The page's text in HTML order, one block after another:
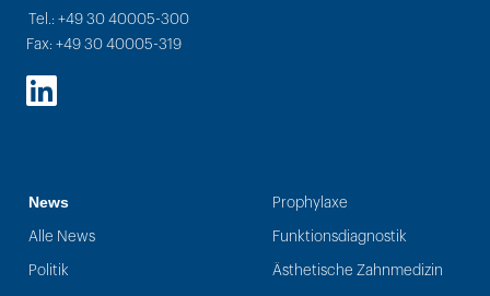
Tel.: +49 30 40005-300
Fax: +49 30 40005-319
LinkedIn
News
Alle News
Politik
Prophylaxe
Funktionsdiagnostik
Ästhetische Zahnmedizin